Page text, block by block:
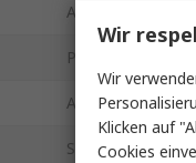
Anzahl der
Polanzahl
Anschlusstyp
Schaltwinkel
Wir
Wir
Klicken auf
Cookies